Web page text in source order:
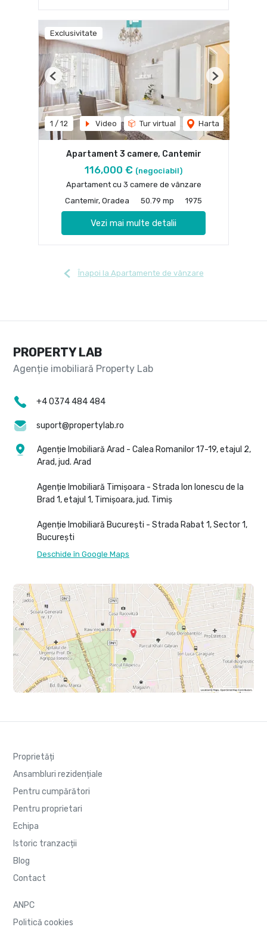
Exclusivitate
1 / 12 Video Tur virtual Harta
Previous Next
Apartament 3 camere, Cantemir
116,000 € (negociabil)
Apartament cu 3 camere de vânzare
Cantemir, Oradea
50.79 mp 1975
Vezi mai multe detalii
Înapoi la Apartamente de vânzare
PROPERTY LAB
+4 0374 484 484
suport@propertylab.ro
Agenție Imobiliară Arad - Calea Romanilor 17-19, etajul 2,
Arad, jud. Arad
Agenție Imobiliară Timișoara - Strada Ion Ionescu de la
Brad 1, etajul 1, Timișoara, jud. Timiș
Agenție Imobiliară București - Strada Rabat 1, Sector 1,
București
Deschide în Google Maps
Proprietăți
Ansambluri rezidențiale
Pentru cumpărători
Pentru proprietari
Echipa
Istoric tranzacții
Blog
Contact
ANPC
Politică cookies